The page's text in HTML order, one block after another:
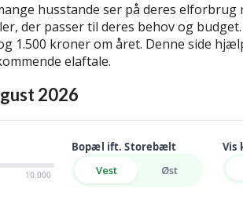
husstande ser på deres elforbrug
der passer til deres behov og
1.500 kroner om året. Denne side
elaftale.
2026
10.000
Bopæl ift. Storebælt
Vest
Øst
Vis